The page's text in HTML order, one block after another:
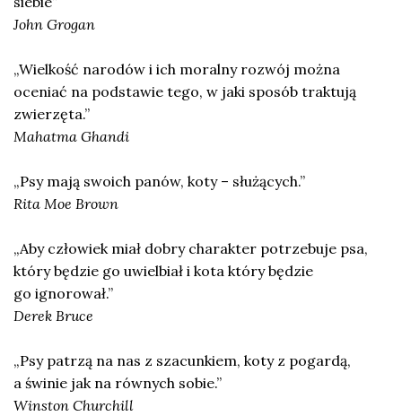
John Grogan
„Wielkość narodów i ich moralny rozwój można
oceniać na podstawie tego, w jaki sposób traktują
zwierzęta.”
Mahatma Ghandi
„Psy mają swoich panów, koty – służących.”
Rita Moe Brown
„Aby człowiek miał dobry charakter potrzebuje psa,
który będzie go uwielbiał i kota który będzie
go ignorował.”
Derek Bruce
„Psy patrzą na nas z szacunkiem, koty z pogardą,
a świnie jak na równych sobie.”
Winston Churchill